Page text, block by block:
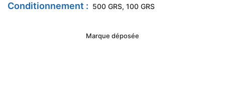
Conditionnement : 500 GRS, 100 GRS
Marque déposée